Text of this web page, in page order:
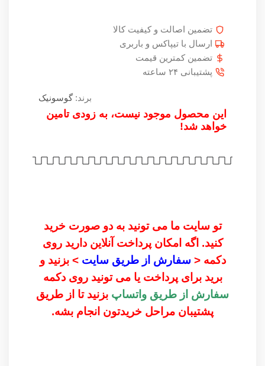
تضمین اصالت و کیفیت کالا
ارسال با تیپاکس و باربری
تضمین کمترین قیمت
پشتیبانی ۲۴ ساعته
برند:گوسونیک
این محصول موجود نیست، به زودی تامین
خواهد شد!
تو سایت ما می تونید به دو صورت خرید
کنید. اگه امکان پرداخت آنلاین دارید روی
دکمه <سفارش از طریق سایت> بزنید و
برید برای پرداخت یا می تونید روی دکمه
سفارش از طریق واتساپ بزنید تا از طریق
پشتیبان مراحل خریدتون انجام بشه.